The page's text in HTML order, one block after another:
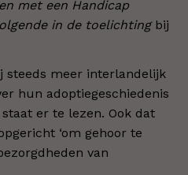
met een Handicap
in de toelichtingbij
steeds meer interlandelijk
hun adoptiegeschiedenis
er te lezen. Ook dat
‘om gehoor te
van